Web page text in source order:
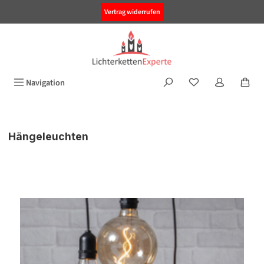
Vertrag widerrufen
Navigation
Hängeleuchten